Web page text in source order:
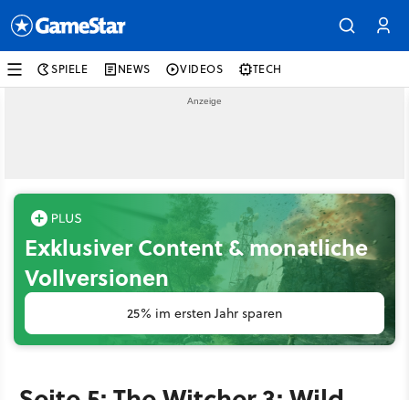
SPIELE NEWS VIDEOS TECH
Exklusiver Content & monatliche
Vollversionen
25% im ersten Jahr sparen